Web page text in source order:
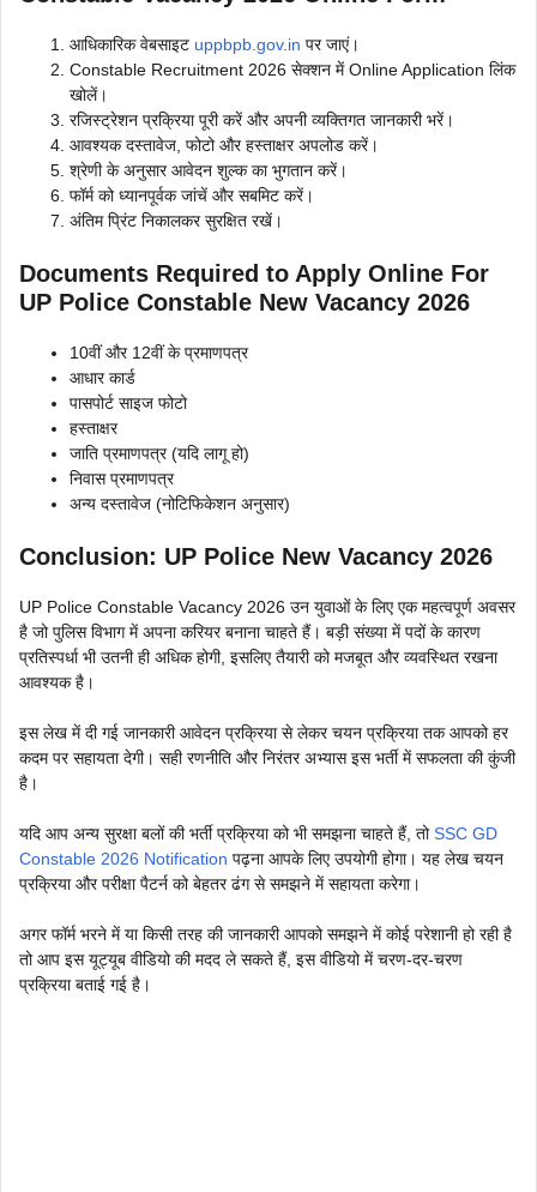
आधिकारिक वेबसाइट uppbpb.gov.in पर जाएं।
Constable Recruitment 2026 सेक्शन में Online Application लिंक
खोलें।
रजिस्ट्रेशन प्रक्रिया पूरी करें और अपनी व्यक्तिगत जानकारी भरें।
आवश्यक दस्तावेज, फोटो और हस्ताक्षर अपलोड करें।
श्रेणी के अनुसार आवेदन शुल्क का भुगतान करें।
फॉर्म को ध्यानपूर्वक जांचें और सबमिट करें।
अंतिम प्रिंट निकालकर सुरक्षित रखें।
Documents Required to Apply Online For
UP Police Constable New Vacancy 2026
10वीं और 12वीं के प्रमाणपत्र
आधार कार्ड
पासपोर्ट साइज फोटो
हस्ताक्षर
जाति प्रमाणपत्र (यदि लागू हो)
निवास प्रमाणपत्र
अन्य दस्तावेज (नोटिफिकेशन अनुसार)
Conclusion: UP Police New Vacancy 2026
UP Police Constable Vacancy 2026 उन युवाओं के लिए एक महत्वपूर्ण अवसर
है जो पुलिस विभाग में अपना करियर बनाना चाहते हैं। बड़ी संख्या में पदों के कारण
प्रतिस्पर्धा भी उतनी ही अधिक होगी, इसलिए तैयारी को मजबूत और व्यवस्थित रखना
आवश्यक है।
इस लेख में दी गई जानकारी आवेदन प्रक्रिया से लेकर चयन प्रक्रिया तक आपको हर
कदम पर सहायता देगी। सही रणनीति और निरंतर अभ्यास इस भर्ती में सफलता की कुंजी
है।
यदि आप अन्य सुरक्षा बलों की भर्ती प्रक्रिया को भी समझना चाहते हैं, तोSSC GD
Constable 2026 Notification पढ़ना आपके लिए उपयोगी होगा। यह लेख चयन
प्रक्रिया और परीक्षा पैटर्न को बेहतर ढंग से समझने में सहायता करेगा।
अगर फॉर्म भरने में या किसी तरह की जानकारी आपको समझने में कोई परेशानी हो रही है
तो आप इस यूट्यूब वीडियो की मदद ले सकते हैं, इस वीडियो में चरण-दर-चरण
प्रक्रिया बताई गई है।